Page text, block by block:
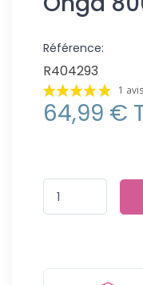
Référence:
R404293
1 avis
64,99 €